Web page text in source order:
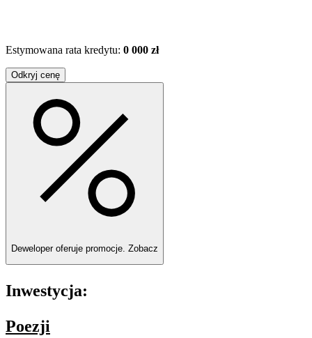
Estymowana rata kredytu: 0 000 zł
Odkryj cenę
Deweloper oferuje promocje. Zobacz
Inwestycja:
Poezji